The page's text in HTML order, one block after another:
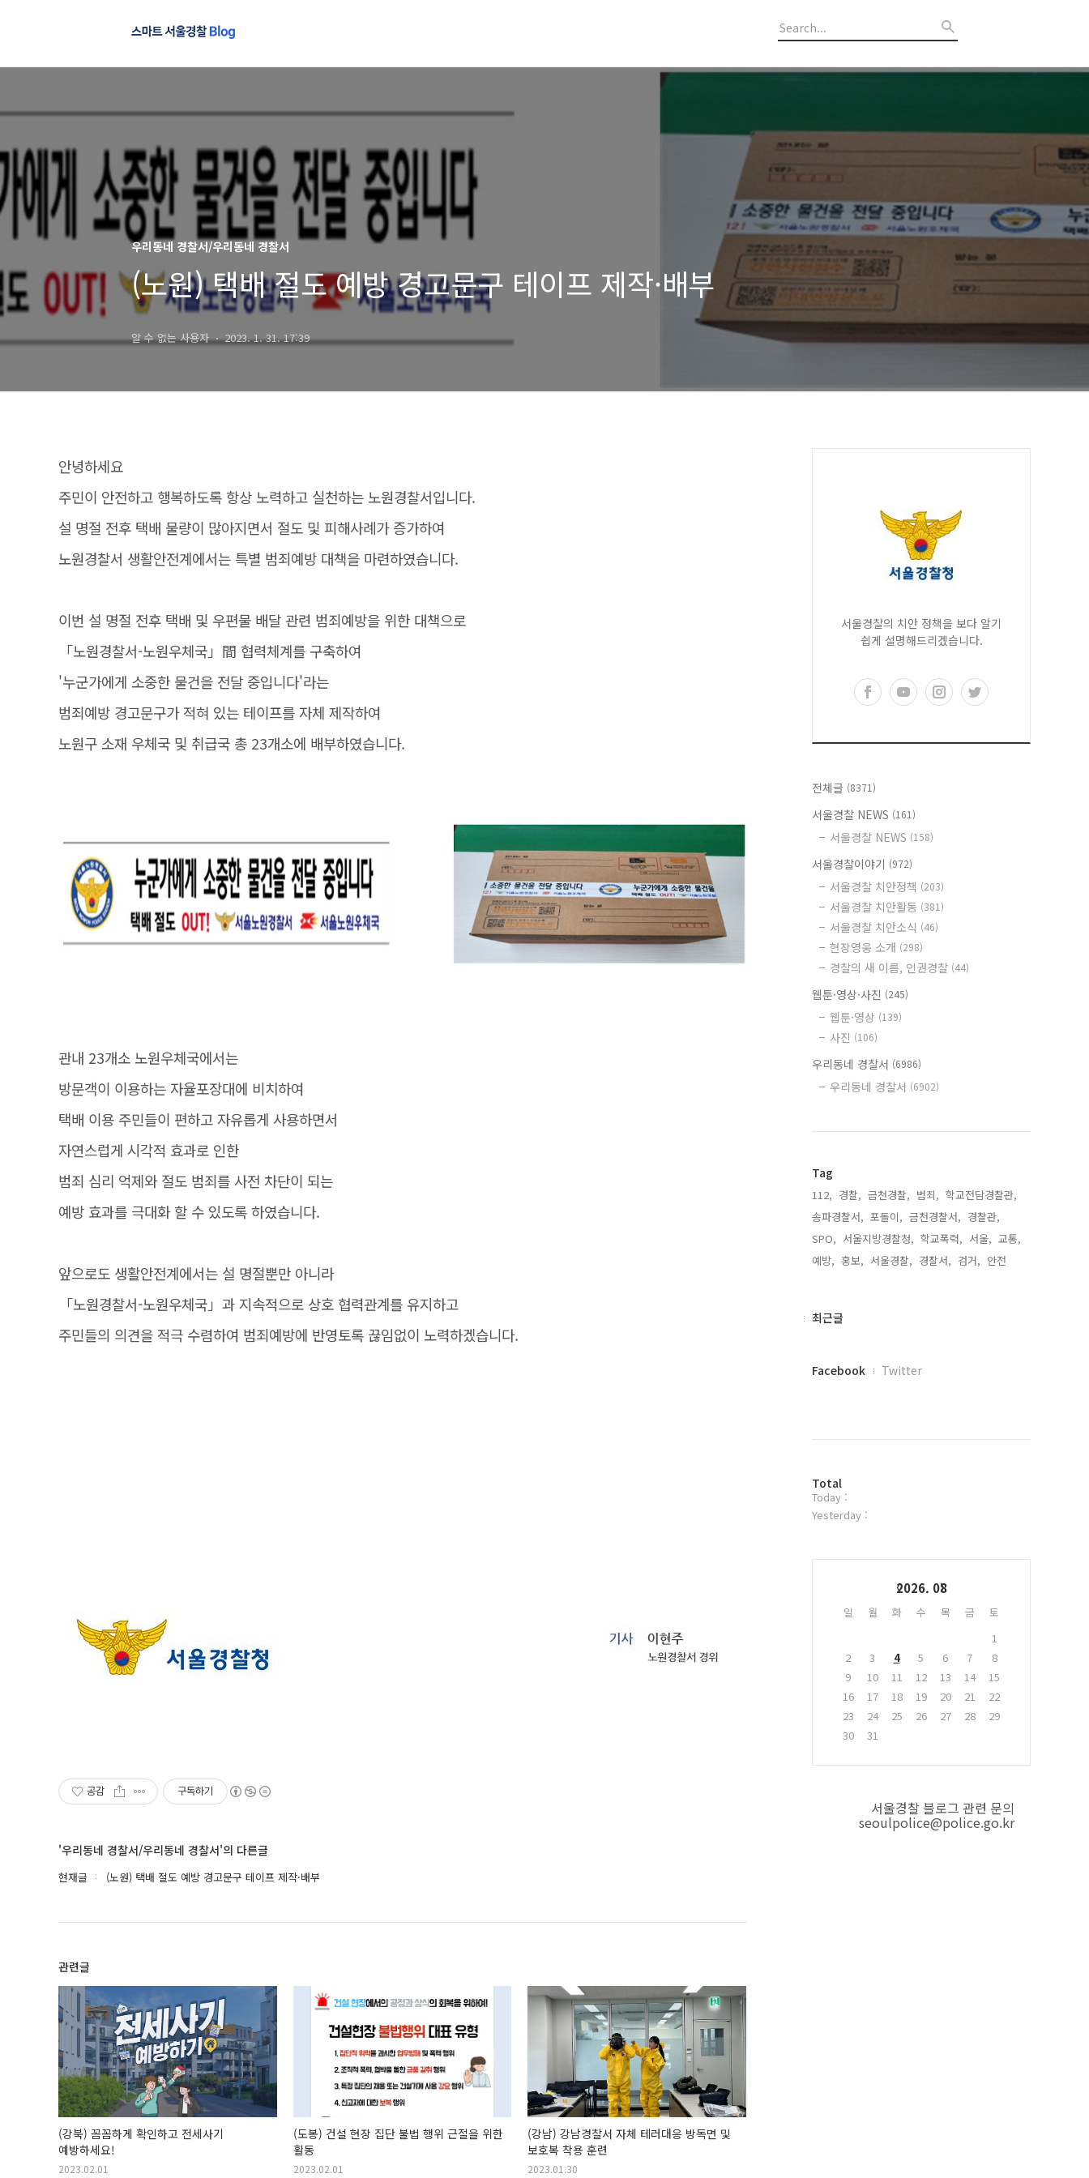
우리동네 경찰서/우리동네 경찰서
(노원) 택배 절도 예방 경고문구 테이프 제작·배부
알 수 없는 사용자 2023. 1. 31. 17:39
안녕하세요
주민이 안전하고 행복하도록 항상 노력하고 실천하는 노원경찰서입니다.
설 명절 전후 택배 물량이 많아지면서 절도 및 피해사례가 증가하여
노원경찰서 생활안전계에서는 특별 범죄예방 대책을 마련하였습니다.
이번 설 명절 전후 택배 및 우편물 배달 관련 범죄예방을 위한 대책으로
「노원경찰서-노원우체국」間 협력체계를 구축하여
'누군가에게 소중한 물건을 전달 중입니다'라는
범죄예방 경고문구가 적혀 있는 테이프를 자체 제작하여
노원구 소재 우체국 및 취급국 총 23개소에 배부하였습니다.
관내 23개소 노원우체국에서는
방문객이 이용하는 자율포장대에 비치하여
택배 이용 주민들이 편하고 자유롭게 사용하면서
자연스럽게 시각적 효과로 인한
범죄 심리 억제와 절도 범죄를 사전 차단이 되는
예방 효과를 극대화 할 수 있도록 하였습니다.
앞으로도 생활안전계에서는 설 명절뿐만 아니라
「노원경찰서-노원우체국」과 지속적으로 상호 협력관계를 유지하고
주민들의 의견을 적극 수렴하여 범죄예방에 반영토록 끊임없이 노력하겠습니다.
공감 구독하기
'우리동네 경찰서/우리동네 경찰서'의 다른글
현재글 (노원) 택배 절도 예방 경고문구 테이프 제작·배부
관련글
(강북) 꼼꼼하게 확인하고 전세사기
예방하세요!
2023.02.01
(도봉) 건설 현장 집단 불법 행위 근절을 위한
활동
2023.02.01
(강남) 강남경찰서 자체 테러대응 방독면 및
보호복 착용 훈련
2023.01.30
서울경찰의 치안 정책을 보다 알기
쉽게 설명해드리겠습니다.
전체글 (8371)
서울경찰 NEWS (161)
서울경찰 NEWS (158)
서울경찰이야기 (972)
서울경찰 치안정책 (203)
서울경찰 치안활동 (381)
서울경찰 치안소식 (46)
현장영웅 소개 (298)
경찰의 새 이름, 인권경찰 (44)
웹툰·영상·사진 (245)
웹툰·영상 (139)
사진 (106)
우리동네 경찰서 (6986)
우리동네 경찰서 (6902)
Tag
112, 경찰, 금천경찰, 범죄, 학교전담경찰관,
송파경찰서, 포돌이, 금천경찰서, 경찰관,
SPO, 서울지방경찰청, 학교폭력, 서울, 교통,
예방, 홍보, 서울경찰, 경찰서, 검거, 안전,
최
최근글
페
플
러
그
Facebook Twitter
방
문
자
Total
Today :
Yesterday :
2026. 08
일 월 화 수 목 금
토
1
2
3 4 5 6 7
8
9
10 11 12 13 14
15
16
17 18 19 20 21
22
23
24 25 26 27 28
29
30
31
서울경찰 블로그 관련 문의
seoulpolice@police.go.kr